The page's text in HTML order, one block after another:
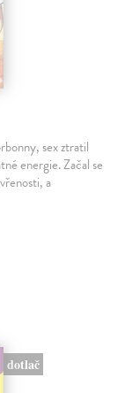
sex ztratil
energie. Začal se
a
dotlač